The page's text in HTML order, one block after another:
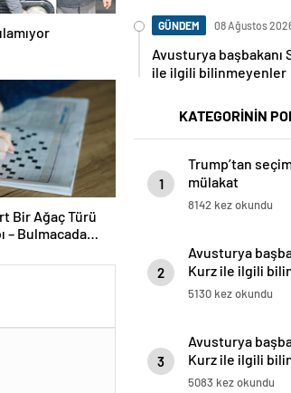
Bir Ağaç Türü
– Bulmacada
GÜNDEM 08 Ağustos
Avusturya başbakanı
ile ilgili bilinmeyenler
KATEGORİNİN
1
Trump’tan
mülakat
8142 kez okundu
2
Avusturya
Kurz ile ilgili
5130 kez okundu
3
Avusturya
Kurz ile ilgili
5083 kez okundu